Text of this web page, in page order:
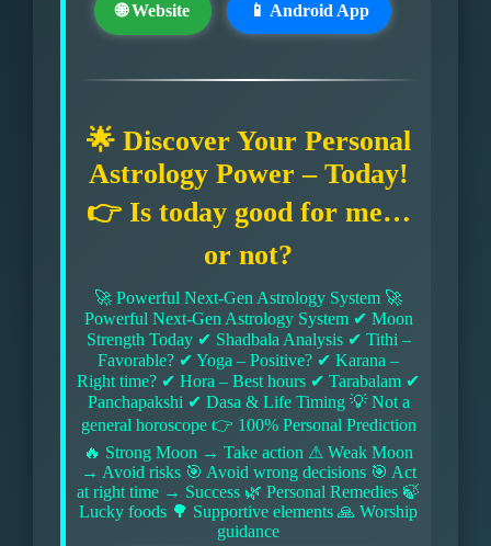
🌐 Website 📱 Android App
🌟 Discover Your Personal
Astrology Power – Today!
👉 Is today good for me…
or not?
🚀 Powerful Next-Gen Astrology System 🚀
Powerful Next-Gen Astrology System ✔ Moon
Strength Today ✔ Shadbala Analysis ✔ Tithi –
Favorable? ✔ Yoga – Positive? ✔ Karana –
Right time? ✔ Hora – Best hours ✔ Tarabalam ✔
Panchapakshi ✔ Dasa & Life Timing 💡 Not a
general horoscope 👉 100% Personal Prediction
🔥 Strong Moon → Take action ⚠ Weak Moon
→ Avoid risks 🎯 Avoid wrong decisions 🎯 Act
at right time → Success 🌿 Personal Remedies 🍃
Lucky foods 🌳 Supportive elements 🙏 Worship
guidance